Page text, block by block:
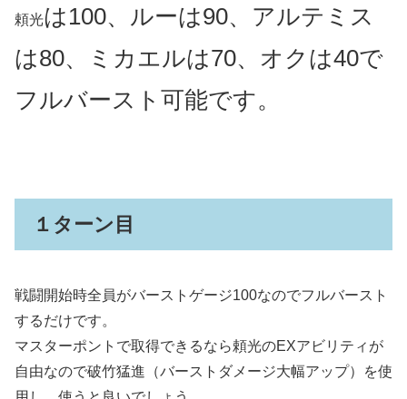
頼光は100、ルーは90、アルテミス
は80、ミカエルは70、オクは40で
フルバースト可能です。
１ターン目
戦闘開始時全員がバーストゲージ100なのでフルバースト
するだけです。
マスターポントで取得できるなら頼光のEXアビリティが
自由なので破竹猛進（バーストダメージ大幅アップ）を使